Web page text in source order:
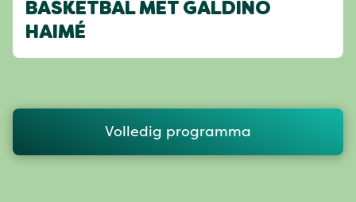
BASKETBAL MET GALDINO
HAIMÉ
Volledig programma